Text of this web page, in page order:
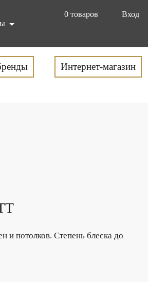
0 товаров
Вход
Интернет-магазин
и потолков. Степень блеска до